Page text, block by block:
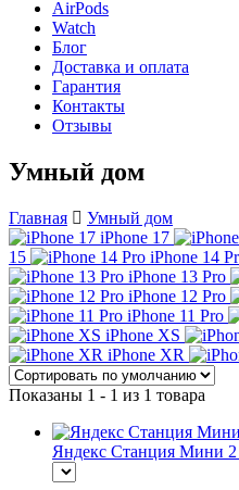
AirPods
Watch
Блог
Доставка и оплата
Гарантия
Контакты
Отзывы
Умный дом
Главная
Умный дом
iPhone 17
15
iPhone 14
iPhone 13 Pro
iPhone 12 Pro
iPhone 11 Pro
iPhone XS
iPhone XR
Показаны 1 - 1 из 1 товара
Яндекс Станция Мини